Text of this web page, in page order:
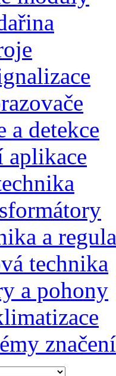
a detekce
aplikace
a
technika
a pohony
značení